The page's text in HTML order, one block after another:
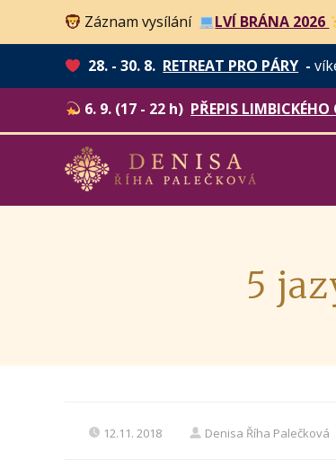
Záznam vysílání LVÍ BRÁNA 2026
28. - 30. 8. RETREAT PRO PÁRY -
6. 9. (17 - 22 h) PŘEPIS LIMBICKÉHO
5
12.11. 2018 Denisa Říha Palečková